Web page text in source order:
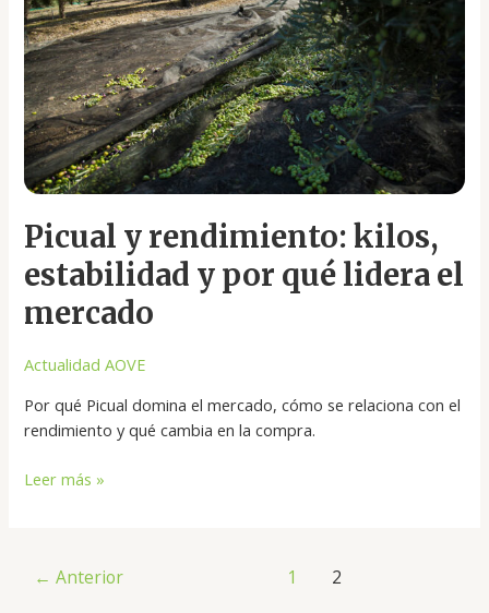
Picual y rendimiento: kilos,
estabilidad y por qué lidera el
mercado
Actualidad AOVE
Por qué Picual domina el mercado, cómo se relaciona con el
rendimiento y qué cambia en la compra.
estabilidad
y
por
qué
lidera
el
mercado
Leer más »
← Anterior 1 2